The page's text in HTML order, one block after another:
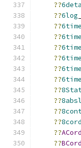
??
??6log
??6time
??6time
??6time
??6time
??6time
??6time
??
??8absl
??
??8cord
??
??